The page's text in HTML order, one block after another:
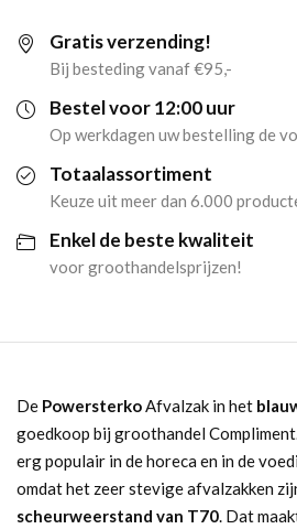
Gratis verzending!
Bij besteding vanaf €95,-
Bestel voor 12:00 uur
Op werkdagen uw bestelling de
Totaalassortiment
Keuze uit meer dan 6.000
Enkel de beste kwaliteit
voor groothandelsprijzen!
De PowersterkoAfvalzak in het
goedkoop bij groothandel
erg populair in de horeca en in de
omdat het zeer stevige afvalzakken
scheurweerstand van T70. Dat